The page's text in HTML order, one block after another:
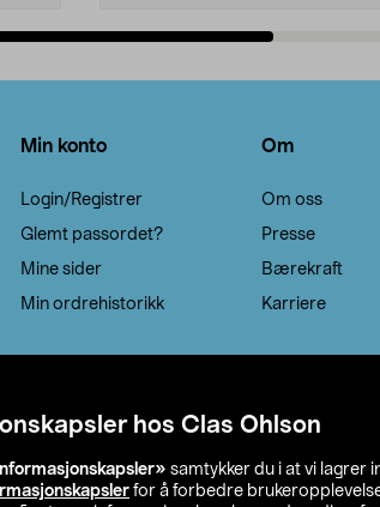
hos Clas Ohlson
samtykker du i at vi lagrer
for å forbedre
Min konto
Login/Registrer
Glemt passordet?
Mine sider
Min ordrehistorikk
Om
Om oss
Presse
Bærekraft
Karriere